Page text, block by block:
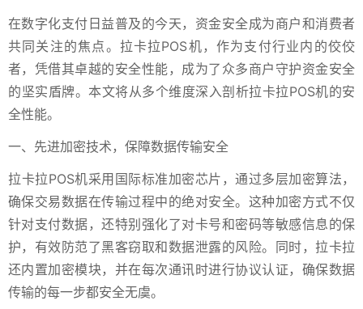
在数字化支付日益普及的今天，资金安全成为商户和消费者
共同关注的焦点。拉卡拉POS机，作为支付行业内的佼佼
者，凭借其卓越的安全性能，成为了众多商户守护资金安全
的坚实盾牌。本文将从多个维度深入剖析拉卡拉POS机的安
全性能。
一、先进加密技术，保障数据传输安全
拉卡拉POS机采用国际标准加密芯片，通过多层加密算法，
确保交易数据在传输过程中的绝对安全。这种加密方式不仅
针对支付数据，还特别强化了对卡号和密码等敏感信息的保
护，有效防范了黑客窃取和数据泄露的风险。同时，拉卡拉
还内置加密模块，并在每次通讯时进行协议认证，确保数据
传输的每一步都安全无虞。